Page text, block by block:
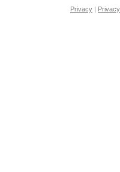
Privacy |